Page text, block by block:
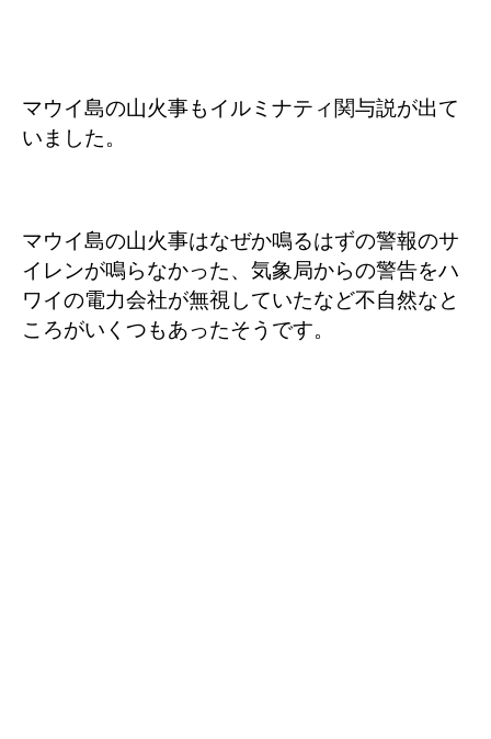
マウイ島の山火事もイルミナティ関与説が出て
いました。
マウイ島の山火事はなぜか鳴るはずの警報のサ
イレンが鳴らなかった、気象局からの警告をハ
ワイの電力会社が無視していたなど不自然なと
ころがいくつもあったそうです。